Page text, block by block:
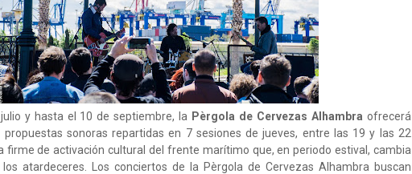
y hasta el 10 de septiembre, la Pèrgola de Cervezas Alhambra ofrecerá
propuestas sonoras repartidas en 7 sesiones de jueves, entre las 19 y las 22
firme de activación cultural del frente marítimo que, en periodo estival, cambia
atardeceres. Los conciertos de la Pèrgola de Cervezas Alhambra buscan